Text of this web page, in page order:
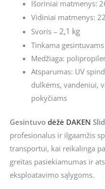
Išoriniai matmenys:
Vidiniai matmenys:
Svoris – 2,1 kg
Tinkama
Medžiaga:
Atsparumas: UV
dulkėms, vandeniui,
pokyčiams
Gesintuvo dėžė DAKEN
profesionalus ir ilgaamžis
transportui, kai reikalinga
greitas pasiekiamumas ir
eksploatavimo sąlygoms.